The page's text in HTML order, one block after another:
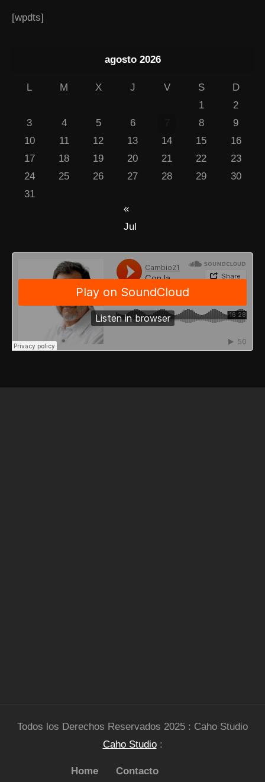
[wpdts]
agosto 2026
L M X J V S
D
1
2
3
4 5 6 8
9
10
11 12 13 14 15
16
17
18 19 20 21 22
23
24
25 26 27 28 29
30
31
«
Jul
Todos los Derechos Reservados 2025 : Caho Studio
Caho Studio:
Home Contacto